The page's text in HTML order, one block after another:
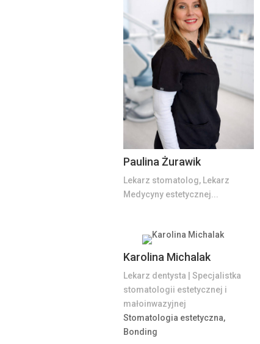
Paulina Żurawik
Lekarz stomatolog, Lekarz
Medycyny estetycznej...
Karolina Michalak
Lekarz dentysta | Specjalistka
stomatologii estetycznej i
małoinwazyjnej
Stomatologia estetyczna,
Bonding